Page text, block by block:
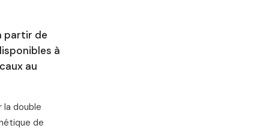
partir de
à
au
double
de